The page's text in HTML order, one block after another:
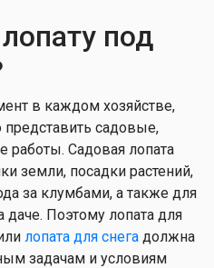
под
в каждом хозяйстве,
садовые,
работы. Садовая лопата
земли, посадки растений,
за клумбами, а также для
даче. Поэтому лопата для
лопата для снега должна
задачам и условиям